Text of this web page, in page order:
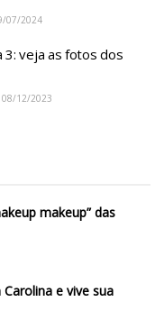
07/2024
3: veja as fotos dos
08/12/2023
makeup” das
e vive sua